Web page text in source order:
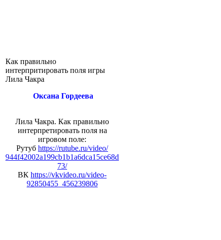
Как правильно
интерпритировать поля игры
Лила Чакра
Оксана Гордеева
Лила Чакра. Как правильно
интерпретировать поля на
игровом поле:
Рутуб https://rutube.ru/video/
944f42002a199cb1b1a6dca15ce68d
73/
ВК https://vkvideo.ru/video-
92850455_456239806